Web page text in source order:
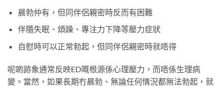
晨勃仲有，但同伴侶親密時反而有困難
伴隨失眠、煩躁、專注力下降等壓力症狀
自慰時可以正常勃起，但同伴侶親密時就唔得
呢啲跡象通常反映ED嘅根源係心理壓力，而唔係生理病
變。當然，如果長期冇晨勃、無論任何情況都無法勃起，就